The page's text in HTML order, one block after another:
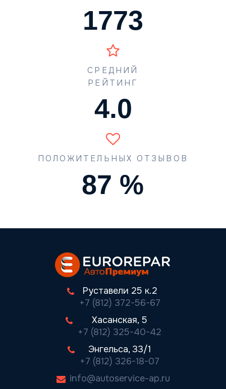
1773
СРЕДНИЙ
РЕЙТИНГ
4.5
ПОЛОЖИТЕЛЬНЫХ ОТЗЫВОВ
90 %
Руставели 25 к.2
+7 (812) 372-56-67
Хасанская, 5
+7 (812) 325-40-42
Энгельса, 33/1
+7 (812) 326-18-07
info@autoservice-ap.ru